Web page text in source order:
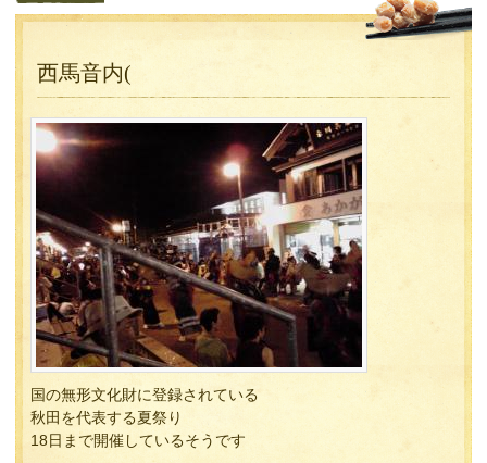
西馬音内(
国の無形文化財に登録されている
秋田を代表する夏祭り
18日まで開催しているそうです